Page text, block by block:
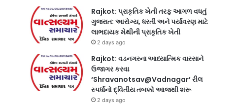
Rajkot: પ્રાકૃતિક ખેતી તરફ આગળ વધતું
ગુજરાત: આરોગ્ય, ધરતી અને પર્યાવરણ માટે
લાભદાયક મેથીની પ્રાકૃતિક ખેતી
2 days ago
Rajkot: વડનગરના આધ્યાત્મિક વારસાને
ઉજાગર કરવા
‘Shravanotsav@Vadnagar’ રીલ
સ્પર્ધાનો દ્વિતીય તબક્કો આજથી શરૂ
2 days ago